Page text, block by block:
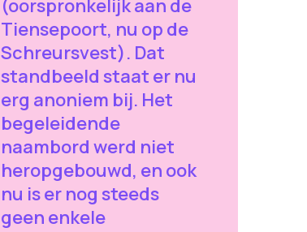
(oorspronkelijk aan de
Tiensepoort, nu op de
Schreursvest). Dat
standbeeld staat er nu
erg anoniem bij. Het
begeleidende
naambord werd niet
heropgebouwd, en ook
nu is er nog steeds
geen enkele